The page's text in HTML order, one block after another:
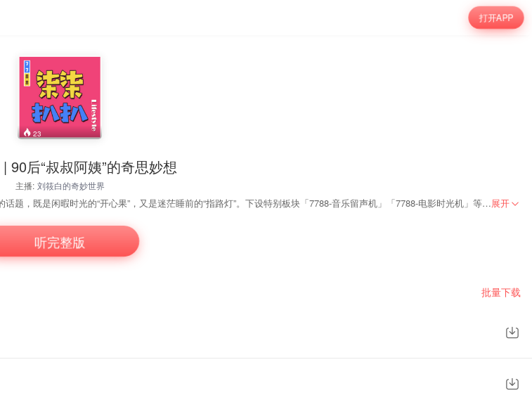
打开APP
23
90后“叔叔阿姨”的奇思妙想
主播: 刘筱白的奇妙世界
原创娱乐脱口秀：「柒柒扒扒」| 90后“叔叔阿姨”的奇思妙想！ 每周更新，说说心事，聊聊年轻新鲜的话题，既是闲暇时光的“开心果”，又是迷茫睡前的“指路灯”。下设特别板块「7788-音乐留声机」「7788-电影时光机」等，针对音乐，影视定期会有特别节目上线，是90后“叔叔阿姨”茶余饭后，“必须必备以及必不可少之法宝”。展开
听完整版
批量下载